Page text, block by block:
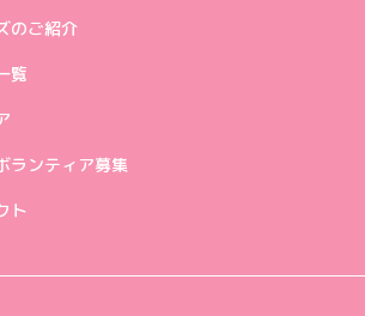
のご紹介
覧
ランティア募集
ト